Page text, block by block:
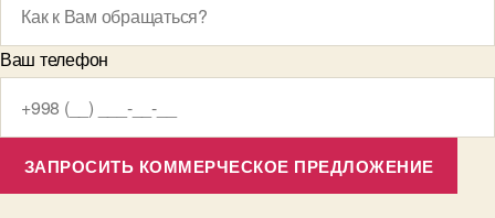
Ваш телефон
ЗАПРОСИТЬ КОММЕРЧЕСКОЕ ПРЕДЛОЖЕНИЕ